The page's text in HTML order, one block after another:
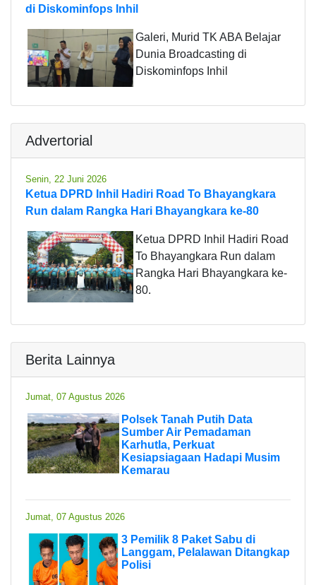
di Diskominfops Inhil
Galeri, Murid TK ABA Belajar
Dunia Broadcasting di
Diskominfops Inhil
Advertorial
Senin, 22 Juni 2026
Ketua DPRD Inhil Hadiri Road To Bhayangkara
Run dalam Rangka Hari Bhayangkara ke-80
Ketua DPRD Inhil Hadiri Road
To Bhayangkara Run dalam
Rangka Hari Bhayangkara ke-
80.
Berita Lainnya
Jumat, 07 Agustus 2026
Polsek Tanah Putih Data
Sumber Air Pemadaman
Karhutla, Perkuat
Kesiapsiagaan Hadapi Musim
Kemarau
Jumat, 07 Agustus 2026
3 Pemilik 8 Paket Sabu di
Langgam, Pelalawan Ditangkap
Polisi